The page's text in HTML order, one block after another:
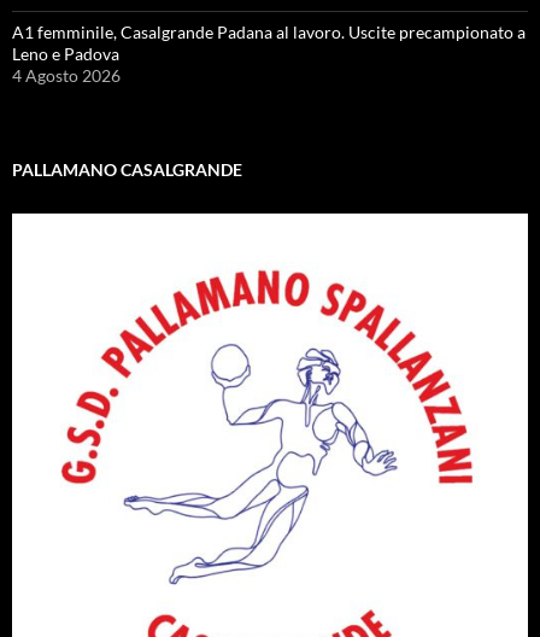
A1 femminile, Casalgrande Padana al lavoro. Uscite precampionato a
Leno e Padova
4 Agosto 2026
PALLAMANO CASALGRANDE